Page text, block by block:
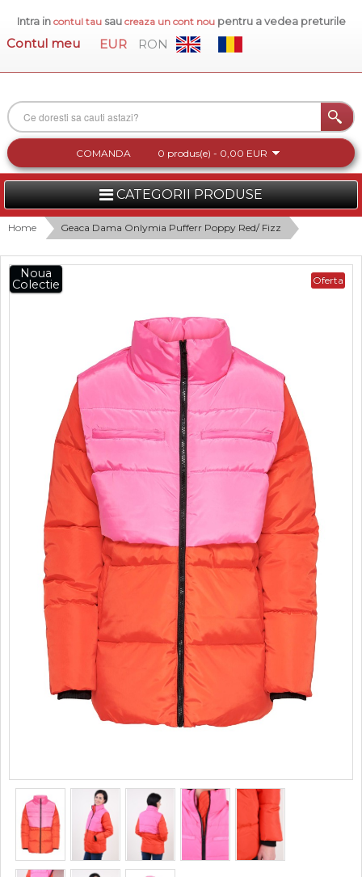
Intra in contul tausau creaza un cont nou pentru a vedea preturile
Contul meu EUR RON
COMANDA 0 produs(e) - 0,00 EUR
CATEGORII PRODUSE
FEMEI
BARBATI
INCALTAMINTE DAMA
COLECTIA NOUA
PROMOTII
INFORMATII
CONTACT
Home Geaca Dama Onlymia Pufferr Poppy Red/ Fizz
Oferta
Noua
Colectie